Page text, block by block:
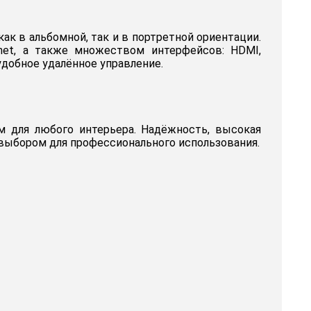
в альбомной, так и в портретной ориентации.
а также множеством интерфейсов: HDMI,
удалённое управление.
любого интерьера. Надёжность, высокая
для профессионального использования.